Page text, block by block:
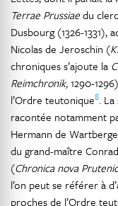
Terrae Prussiaedu
Dusbourg (1326-1331),
Nicolas de Jeroschin (
chroniques s’ajoute la
Reimchronik,1290-
l’Ordre teutonique8.
racontée notamment
Hermann de
du grand-maître
(Chronica nova
l’on peut se référer à
proches de l’Ordre